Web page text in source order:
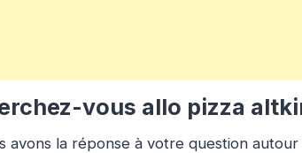
vous allo pizza
avons la réponse à votre question